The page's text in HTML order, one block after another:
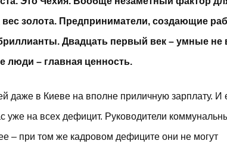
золота. Предприниматели, создающие
Двадцать первый век – умные не
люди – главная ценность.
даже в Киеве на вполне приличную зарплату. И
уже на всех дефицит. Руководители
– при том же кадровом дефиците они не могут